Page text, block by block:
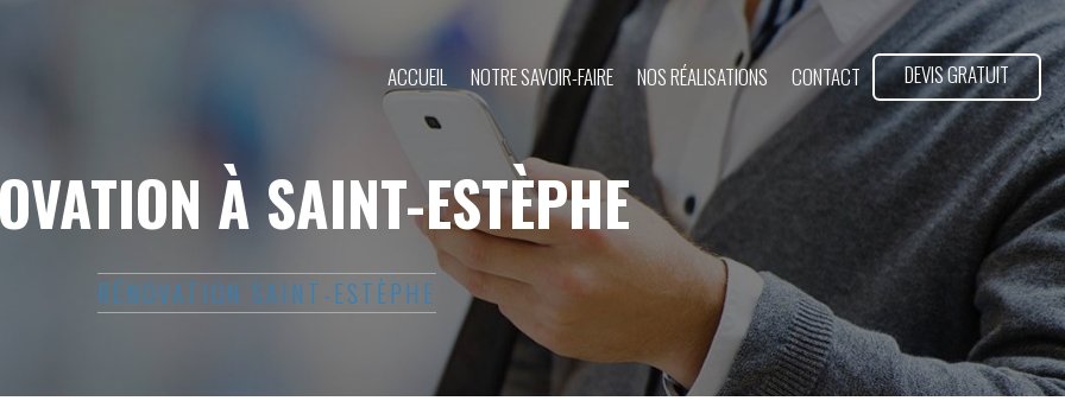
ACCUEIL NOTRE SAVOIR-FAIRE NOS RÉALISATIONS CONTACT DEVIS GRATUIT
À SAINT-ESTÈPHE
RÉNOVATION SAINT-ESTÈPHE